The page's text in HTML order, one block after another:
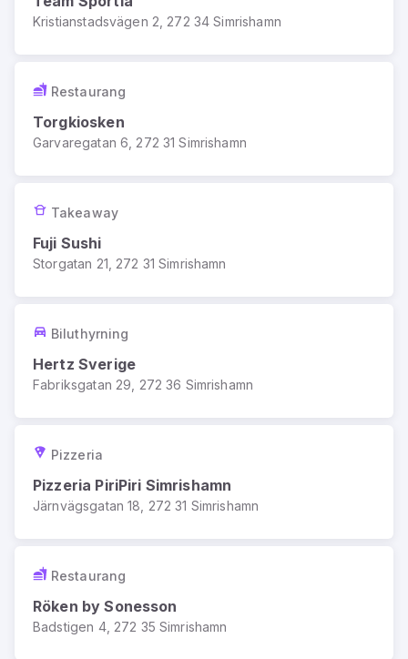
Kristianstadsvägen 2, 272 34 Simrishamn
Restaurang
Torgkiosken
Garvaregatan 6, 272 31 Simrishamn
Takeaway
Fuji Sushi
Storgatan 21, 272 31 Simrishamn
Biluthyrning
Hertz Sverige
Fabriksgatan 29, 272 36 Simrishamn
Pizzeria
Pizzeria PiriPiri Simrishamn
Järnvägsgatan 18, 272 31 Simrishamn
Restaurang
Röken by Sonesson
Badstigen 4, 272 35 Simrishamn